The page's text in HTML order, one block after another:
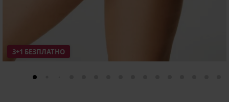
3+1 БЕЗПЛАТНО